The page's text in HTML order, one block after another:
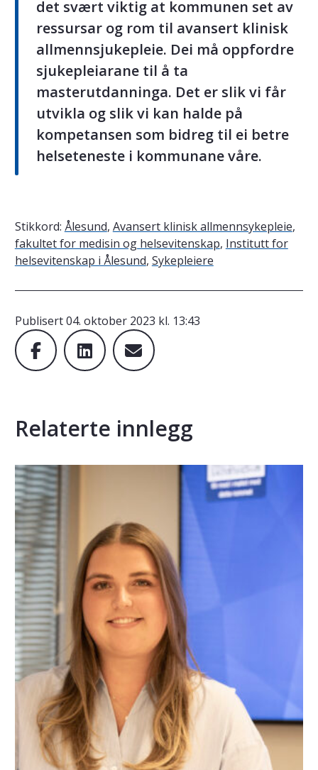
det svært viktig at kommunen set av
ressursar og rom til avansert klinisk
allmennsjukepleie. Dei må oppfordre
sjukepleiarane til å ta
masterutdanninga. Det er slik vi får
utvikla og slik vi kan halde på
kompetansen som bidreg til ei betre
helseteneste i kommunane våre.
Stikkord: Ålesund, Avansert klinisk allmennsykepleie,
fakultet for medisin og helsevitenskap, Institutt for
helsevitenskap i Ålesund, Sykepleiere
Publisert04. oktober 2023 kl. 13:43
Relaterte innlegg